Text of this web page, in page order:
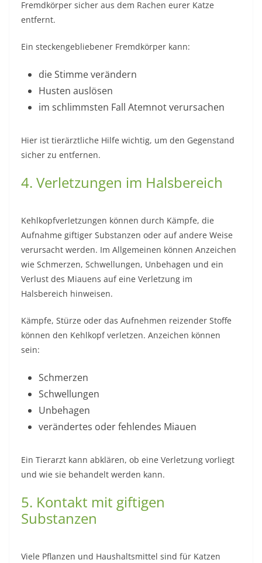
Fremdkörper sicher aus dem Rachen eurer Katze
entfernt.
Ein steckengebliebener Fremdkörper kann:
die Stimme verändern
Husten auslösen
im schlimmsten Fall Atemnot verursachen
Hier ist tierärztliche Hilfe wichtig, um den Gegenstand
sicher zu entfernen.
4. Verletzungen im Halsbereich
Kehlkopfverletzungen können durch Kämpfe, die
Aufnahme giftiger Substanzen oder auf andere Weise
verursacht werden. Im Allgemeinen können Anzeichen
wie Schmerzen, Schwellungen, Unbehagen und ein
Verlust des Miauens auf eine Verletzung im
Halsbereich hinweisen.
Kämpfe, Stürze oder das Aufnehmen reizender Stoffe
können den Kehlkopf verletzen. Anzeichen können
sein:
Schmerzen
Schwellungen
Unbehagen
verändertes oder fehlendes Miauen
Ein Tierarzt kann abklären, ob eine Verletzung vorliegt
und wie sie behandelt werden kann.
5. Kontakt mit giftigen
Substanzen
Viele Pflanzen und Haushaltsmittel sind für Katzen